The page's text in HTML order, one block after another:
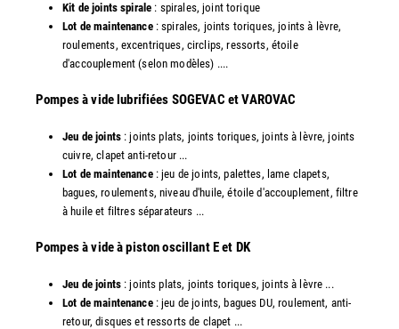
Kit de joints spirale : spirales, joint torique
Lot de maintenance: spirales, joints toriques, joints à lèvre,
roulements, excentriques, circlips, ressorts, étoile
d'accouplement (selon modèles) ....
​Pompes à vide lubrifiées SOGEVAC et VAROVAC
Jeu de joints: joints plats, joints toriques, joints à lèvre, joints
cuivre, clapet anti-retour ...
Lot de maintenance: jeu de joints, palettes, lame clapets,
bagues, roulements, niveau d'huile, étoile d'accouplement, filtre
à huile et filtres séparateurs ...
​Pompes à vide à piston oscillant E et DK
Jeu de joints: joints plats, joints toriques, joints à lèvre ...
Lot de maintenance: jeu de joints, bagues DU, roulement, anti-
retour, disques et ressorts de clapet ...​